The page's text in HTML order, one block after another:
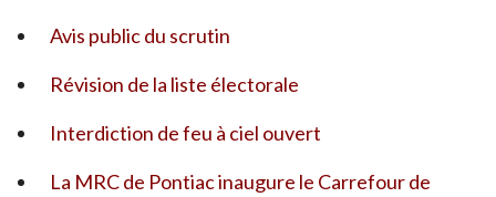
Avis public du scrutin
Révision de la liste électorale
Interdiction de feu à ciel ouvert
La MRC de Pontiac inaugure le Carrefour de